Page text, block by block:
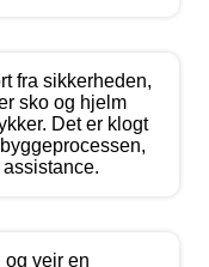
fra sikkerheden,
sko og hjelm
Det er klogt
og vejr en